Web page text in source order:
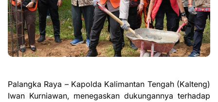
Palangka Raya – Kapolda Kalimantan Tengah (Kalteng)
Iwan Kurniawan, menegaskan dukungannya terhadap